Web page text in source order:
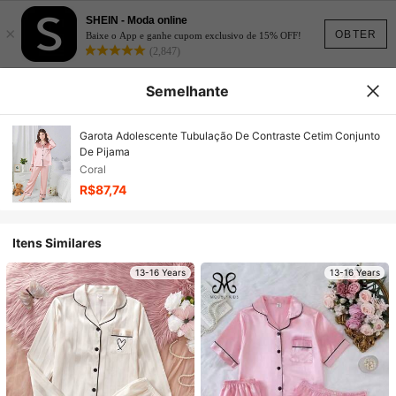
OBTER
×
SHEIN - Moda online
Baixe o App e ganhe cupom exclusivo de 15% OFF!
(2,847)
Semelhante
Garota Adolescente Tubulação De Contraste Cetim Conjunto
De Pijama
Coral
R$87,74
Itens Similares
13-16 Years 13-16 Years